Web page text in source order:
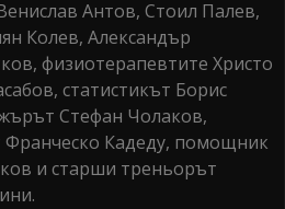
Антов, Стоил Палев,
Колев, Александър
физиотерапевтите Христо
статистикът Борис
Стефан Чолаков,
Кадеду, помощник
и старши треньорът